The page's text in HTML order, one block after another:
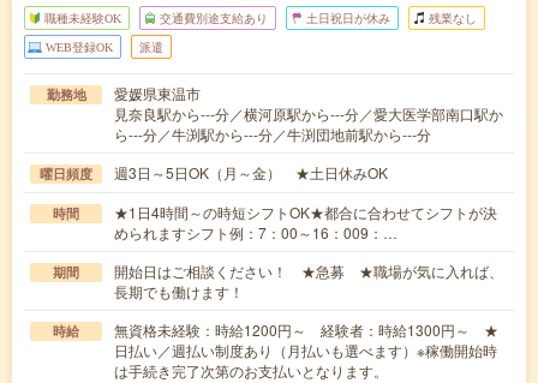
職種未経験OK 交通費別途支給あり 土日祝日が休み 残業なし
WEB登録OK 派遣
勤務地
愛媛県東温市
見奈良駅から---分／横河原駅から---分／愛大医学部南口駅か
ら---分／牛渕駅から---分／牛渕団地前駅から---分
曜日頻度 週3日～5日OK（月～金） ★土日休みOK
時間
★1日4時間～の時短シフトOK★都合に合わせてシフトが決
められますシフト例：7：00～16：009：…
期間
開始日はご相談ください！ ★急募 ★職場が気に入れば、
長期でも働けます！
時給
無資格未経験：時給1200円～ 経験者：時給1300円～ ★
日払い／週払い制度あり（月払いも選べます）※稼働開始時
は手続き完了次第のお支払いとなります。